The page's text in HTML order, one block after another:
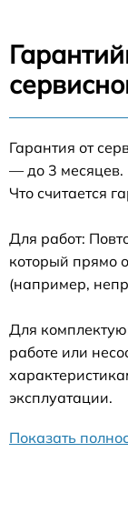
Гарантия от
— до 3 месяцев.
Что считается
Для работ:
который прямо
(например,
Для
работе или
эксплуатации.
Показать